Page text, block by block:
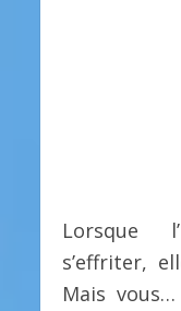
Lorsque
s’effriter,
Mais